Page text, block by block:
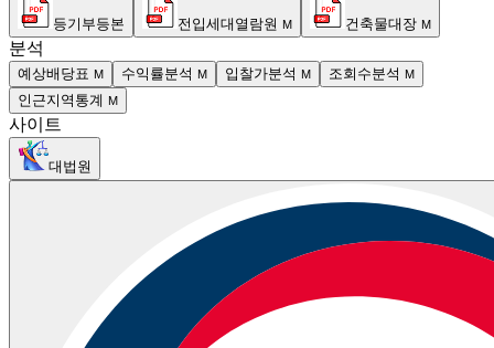
등기부등본 전입세대열람원 M 건축물대장 M
분석
예상배당표 M 수익률분석 M 입찰가분석 M 조회수분석 M
인근지역통계 M
사이트
대법원